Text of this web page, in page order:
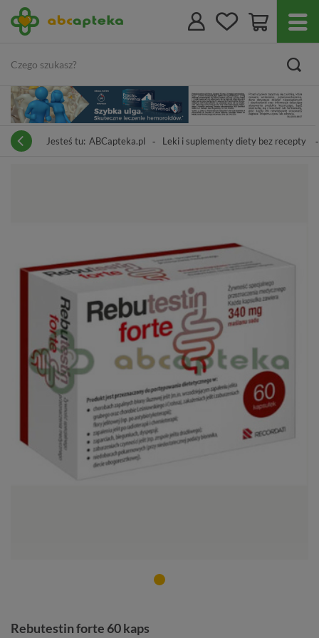
Jesteś tu: ABCapteka.pl Leki i suplementy diety bez recepty
Rebutestin forte 60 kaps